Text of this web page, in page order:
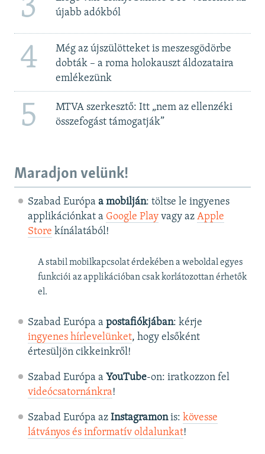
3
újabb adókból
4
Még az újszülötteket is meszesgödörbe
dobták – a roma holokauszt áldozataira
emlékezünk
5
MTVA szerkesztő: Itt „nem az ellenzéki
összefogást támogatják”
Maradjon velünk!
Szabad Európa a mobilján: töltse le ingyenes
applikációnkat a Google Playvagy az Apple
Store kínálatából!
A stabil mobilkapcsolat érdekében a weboldal egyes
funkciói az applikációban csak korlátozottan érhetők
el.
Szabad Európa a postafiókjában: kérje
ingyenes hírlevelünket, hogy elsőként
értesüljön cikkeinkről!
Szabad Európa a YouTube-on: iratkozzon fel
videócsatornánkra!
Szabad Európa az Instagramonis: kövesse
látványos és informatív oldalunkat! ​